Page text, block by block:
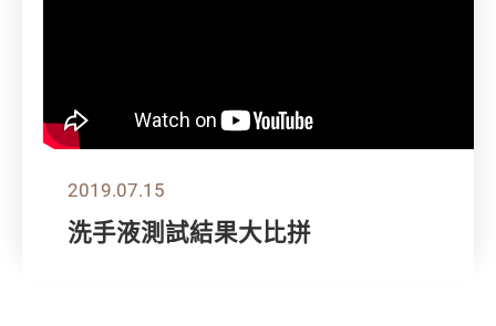
2019.07.15
洗手液測試結果大比拼